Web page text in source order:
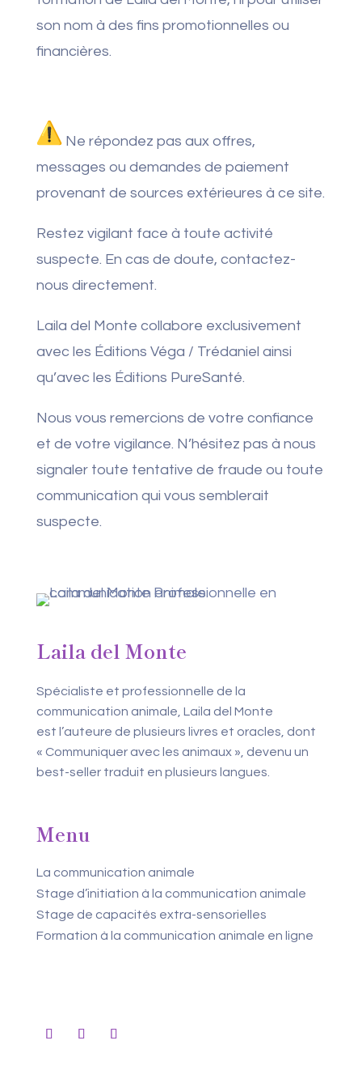
son nom à des fins promotionnelles ou
financières.
Ne répondez pas aux offres,
messages ou demandes de paiement
provenant de sources extérieures à ce site.
Restez vigilant face à toute activité
suspecte. En cas de doute, contactez-
nous directement.
Laila del Monte collabore exclusivement
avec les Éditions Véga / Trédaniel ainsi
qu’avec les Éditions PureSanté.
Nous vous remercions de votre confiance
et de votre vigilance. N’hésitez pas à nous
signaler toute tentative de fraude ou toute
communication qui vous semblerait
suspecte.
Laila del Monte
Spécialiste et professionnelle de la
communication animale, Laila del Monte
est l’auteure de plusieurs livres et oracles, dont
« Communiquer avec les animaux », devenu un
best-seller traduit en plusieurs langues.
Menu
La communication animale
Stage d’initiation à la communication animale
Stage de capacités extra-sensorielles
Formation à la communication animale en ligne